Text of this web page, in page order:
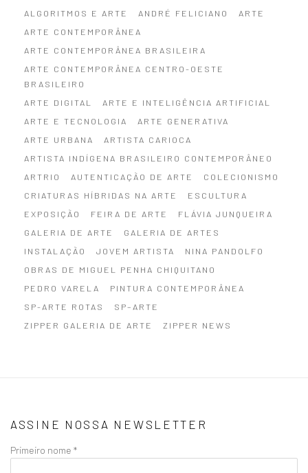
ALGORITMOS E ARTE ANDRÉ FELICIANO
ARTE
ARTE CONTEMPORÂNEA
ARTE CONTEMPORÂNEA BRASILEIRA
ARTE CONTEMPORÂNEA CENTRO-OESTE
BRASILEIRO
ARTE DIGITAL
ARTE E INTELIGÊNCIA ARTIFICIAL
ARTE E TECNOLOGIA
ARTE GENERATIVA
ARTE URBANA
ARTISTA CARIOCA
ARTISTA INDÍGENA BRASILEIRO CONTEMPORÂNEO
ARTRIO
AUTENTICAÇÃO DE ARTE
COLECIONISMO
CRIATURAS HÍBRIDAS NA ARTE
ESCULTURA
EXPOSIÇÃO
FEIRA DE ARTE
FLÁVIA JUNQUEIRA
GALERIA DE ARTE
GALERIA DE ARTES
INSTALAÇÃO
JOVEM ARTISTA
NINA PANDOLFO
OBRAS DE MIGUEL PENHA CHIQUITANO
PEDRO VARELA
PINTURA CONTEMPORÂNEA
SP-ARTE ROTAS
SP–ARTE
ZIPPER GALERIA DE ARTE
ZIPPER NEWS
ASSINE NOSSA NEWSLETTER
Primeiro nome *